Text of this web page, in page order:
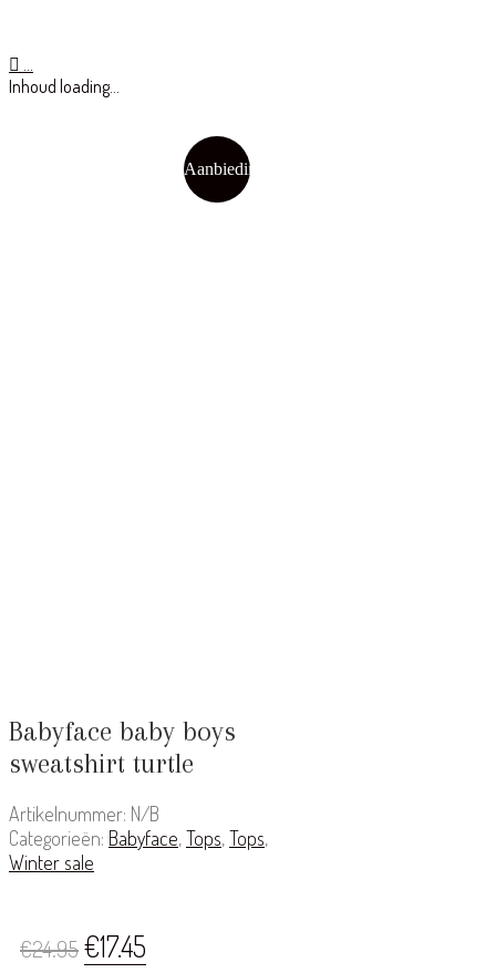
…
Inhoud loading...
Aanbieding!
Babyface baby boys
sweatshirt turtle
Artikelnummer: N/B
Categorieën: Babyface,Tops,Tops,
Winter sale
€24.95Oorspronkelijke
€17.45